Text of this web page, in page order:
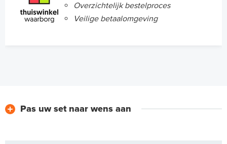
Overzichtelijk bestelproces
Veilige betaalomgeving
Pas uw set naar wens aan